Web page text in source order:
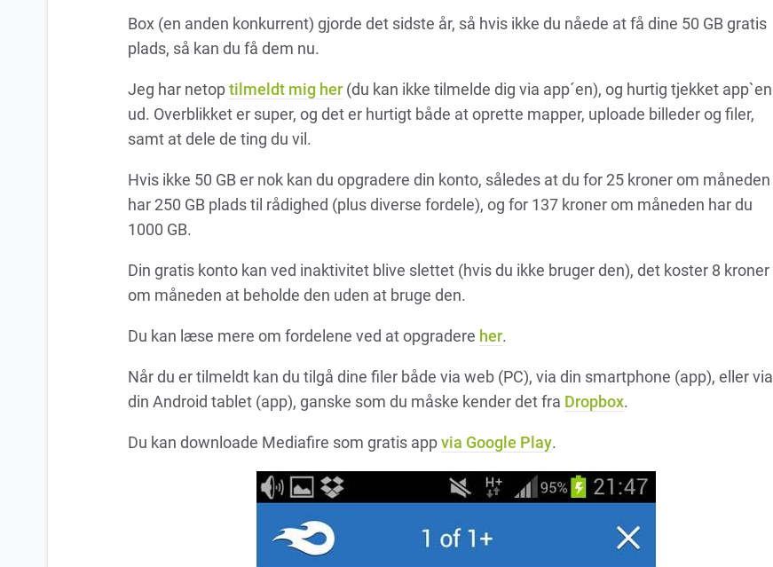
Box (en anden konkurrent) gjorde det sidste år, så hvis ikke du nåede at få dine 50 GB gratis
plads, så kan du få dem nu.
Jeg har netoptilmeldt mig her(du kan ikke tilmelde dig via app´en), og hurtig tjekket app`en
ud. Overblikket er super, og det er hurtigt både at oprette mapper, uploade billeder og filer,
samt at dele de ting du vil.
Hvis ikke 50 GB er nok kan du opgradere din konto, således at du for 25 kroner om måneden
har 250 GB plads til rådighed (plus diverse fordele), og for 137 kroner om måneden har du
1000 GB.
Din gratis konto kan ved inaktivitet blive slettet (hvis du ikke bruger den), det koster 8 kroner
om måneden at beholde den uden at bruge den.
Du kan læse mere om fordelene ved at opgradere her.
Når du er tilmeldt kan du tilgå dine filer både via web (PC), via din smartphone (app), eller via
din Android tablet (app), ganske som du måske kender det fra Dropbox.
Du kan downloade Mediafire som gratis appvia Google Play.